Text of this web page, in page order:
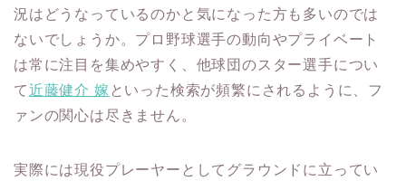
況はどうなっているのかと気になった方も多いのでは
ないでしょうか。プロ野球選手の動向やプライベート
は常に注目を集めやすく、他球団のスター選手につい
て近藤健介 嫁といった検索が頻繁にされるように、フ
ァンの関心は尽きません。
実際には現役プレーヤーとしてグラウンドに立ってい